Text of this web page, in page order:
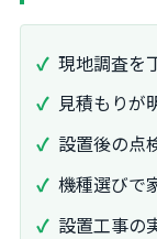
現地調査を
見積もりが
設置後の点
機種選びで
設置工事の